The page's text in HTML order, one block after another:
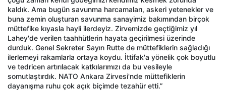
kaldık. Ama bugün savunma harcamaları, askeri yetenekler ve
buna zemin oluşturan savunma sanayimiz bakımından birçok
müttefike kıyasla hayli ilerdeyiz. Zirvemizde geçtiğimiz yıl
Lahey'de verilen taahhütlerin hayata geçirilmesi üzerinde
durduk. Genel Sekreter Sayın Rutte de müttefiklerin sağladığı
ilerlemeyi rakamlarla ortaya koydu. İttifak'a yönelik çok boyutlu
ve tedricen artırılacak katkılarımızı da bu vesileyle
somutlaştırdık. NATO Ankara Zirvesi'nde müttefiklerin
dayanışma ruhu çok açık biçimde tezahür etti.”